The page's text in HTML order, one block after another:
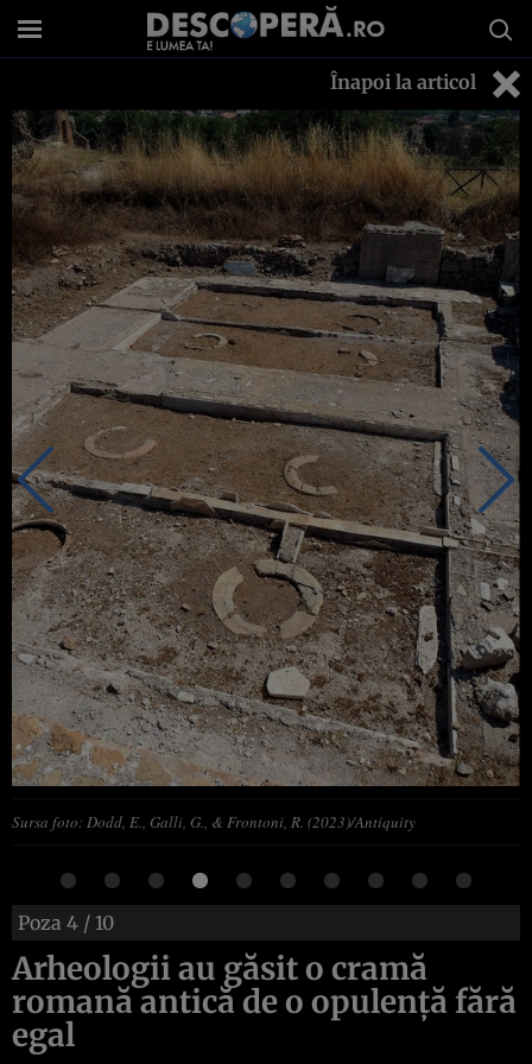
Înapoi la articol
Sursa foto: Dodd, E., Galli, G., & Frontoni, R. (2023)/Antiquity
Poza 4 / 10
Arheologii au găsit o cramă
romană antică de o opulență fără
egal